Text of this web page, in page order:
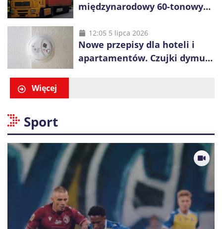
międzynarodowy 60-tonowych
konkurencji
12:05 5 lipca 2026
Nowe przepisy dla hoteli i
apartamentów. Czujki dymu
Więcej
Sport